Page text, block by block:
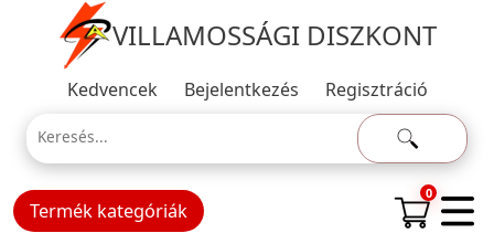
VILLAMOSSÁGI DISZKONT
Kedvencek Bejelentkezés Regisztráció
Termék kategóriák
0